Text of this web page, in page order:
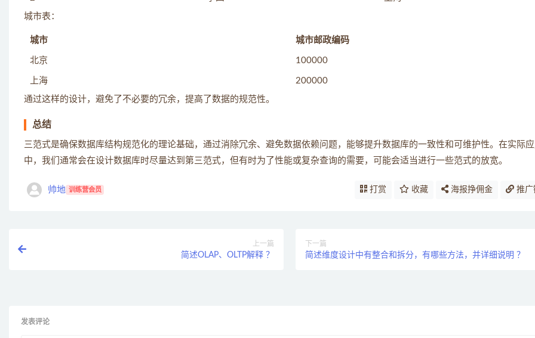
城市表：
城市 城市邮政编码
北京 100000
上海 200000
通过这样的设计，避免了不必要的冗余，提高了数据的规范性。
总结
三范式是确保数据库结构规范化的理论基础，通过消除冗余、避免数据依赖问题，能够提升数据库的一致性和可维护性。在实际
中，我们通常会在设计数据库时尽量达到第三范式，但有时为了性能或复杂查询的需要，可能会适当进行一些范式的放宽。
帅地 训练营会员 打赏 收藏 海报挣佣金 推广
上一篇
简述OLAP、OLTP解释 ？
下一篇
简述维度设计中有整合和拆分，有哪些方法，并详细说明 ？
发表评论